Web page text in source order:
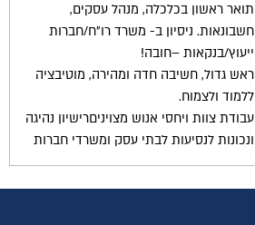
תואר ראשון בכלכלה, מנהל עסקים,
חשבונאות. ניסיון ב- משרד רו"ח/חברות
ייעוץ/בנקאות –חובה!
ראש גדול, חשיבה חדה ומהירה, מוטיבציה
ללמוד ולצמוח.
עבודת צוות ויחסי אנוש מצויניםרישיון נהיגה
ונכונות לנסיעות לבתי עסק ומשרדי חברות